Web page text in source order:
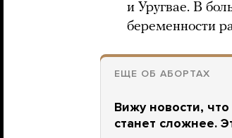
и Уругвае. В
беременности
ЕЩЕ ОБ АБОРТАХ
Вижу новости,
станет сложнее.